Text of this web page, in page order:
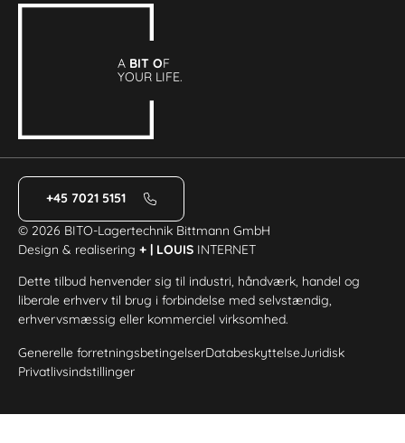
A BIT OF
YOUR LIFE.
+45 7021 5151
© 2026 BITO-Lagertechnik Bittmann GmbH
Design & realisering+ | LOUIS INTERNET
Dette tilbud henvender sig til industri, håndværk, handel og
liberale erhverv til brug i forbindelse med selvstændig,
erhvervsmæssig eller kommerciel virksomhed.
Generelle forretningsbetingelserDatabeskyttelseJuridisk
Privatlivsindstillinger